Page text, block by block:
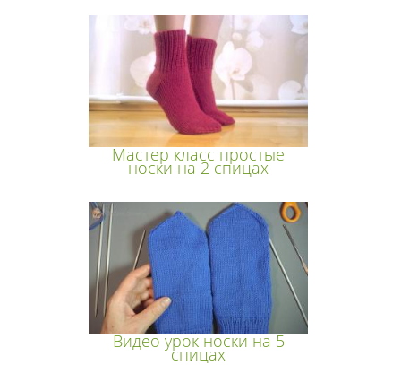
Мастер класс простые
носки на 2 спицах
Видео урок носки на 5
спицах